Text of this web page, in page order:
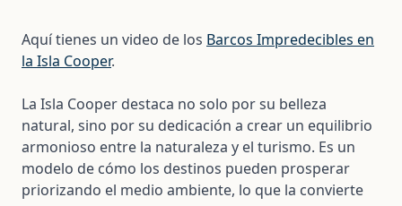
Aquí tienes un video de los Barcos Impredecibles en
la Isla Cooper.
La Isla Cooper destaca no solo por su belleza
natural, sino por su dedicación a crear un equilibrio
armonioso entre la naturaleza y el turismo. Es un
modelo de cómo los destinos pueden prosperar
priorizando el medio ambiente, lo que la convierte